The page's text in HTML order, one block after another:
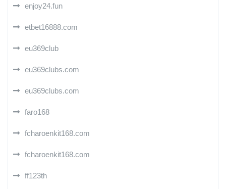
enjoy24.fun
etbet16888.com
eu369club
eu369clubs.com
eu369clubs.com
faro168
fcharoenkit168.com
fcharoenkit168.com
ff123th